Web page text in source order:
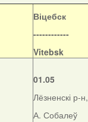
Віцебск
------------
Vitebsk
01.05
Лёзненскі р-н,
А. Собалеў